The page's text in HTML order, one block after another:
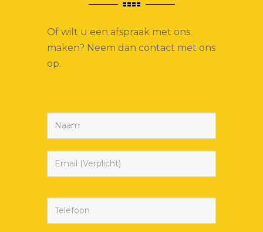
Of wilt u een afspraak met ons
maken? Neem dan contact met ons
op.